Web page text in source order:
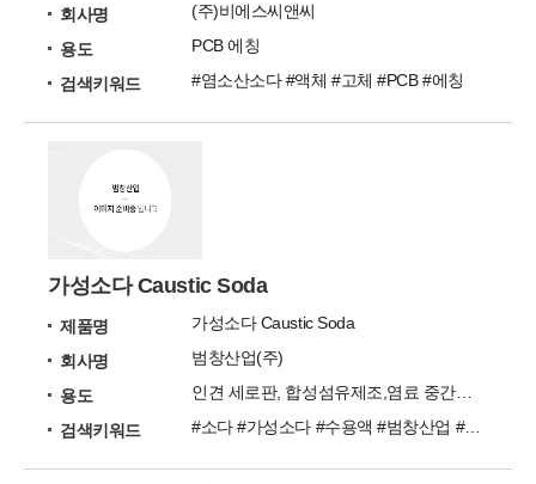
회사명
(주)비에스씨앤씨
용도
PCB 에칭
검색키워드
#염소산소다 #액체 #고체 #PCB #에칭
가성소다 Caustic Soda
제품명
가성소다 Caustic Soda
회사명
범창산업(주)
용도
검색키워드
#소다 #가성소다 #수용액 #범창산업 #염료